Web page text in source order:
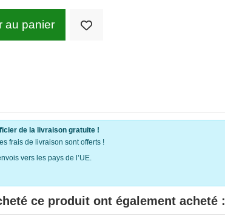
au panier
de la livraison gratuite !
frais de livraison sont offerts !
vers les pays de l’UE.
ce produit ont également acheté :